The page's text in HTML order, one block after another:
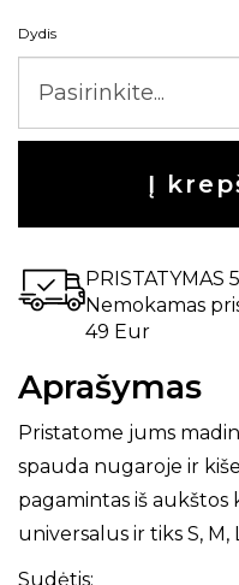
Dydis
Į
PRISTATYMAS
Nemokamas
49 Eur
Aprašymas
Pristatome jums
spauda nugaroje ir
pagamintas iš aukštos
universalus ir tiks S,
Sudėtis: